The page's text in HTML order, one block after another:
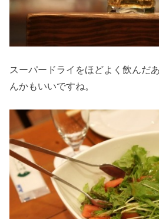
スーパードライをほどよく飲んだ
んかもいいですね。